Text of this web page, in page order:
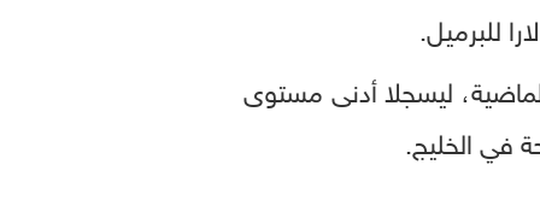
ليسجلا أدنى مستوى
في الخليج.